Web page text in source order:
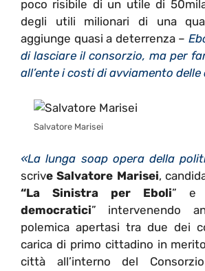
poco risibile di un utile di
degli utili milionari di una
aggiunge quasi a deterrenza –
di lasciare il consorzio, ma per
all’ente i costi di avviamento
Salvatore Marisei
«La lunga soap opera della
scrive Salvatore Marisei,
“La Sinistra per Eboli” e
democratici” intervenendo
polemica apertasi tra due dei
carica di primo cittadino in
città all’interno del